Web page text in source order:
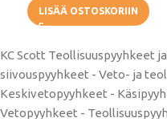
LISÄÄ OSTOSKORIIN
KC Scott Teollisuuspyyhkeet
siivouspyyhkeet - Veto- ja
Keskivetopyyhkeet -
Vetopyyhkeet -